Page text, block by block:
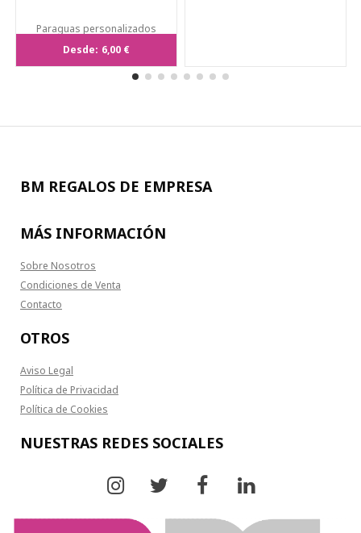
Paraguas personalizados
Desde: 6,00 €
BM REGALOS DE EMPRESA
MÁS INFORMACIÓN
Sobre Nosotros
Condiciones de Venta
Contacto
OTROS
Aviso Legal
Política de Privacidad
Política de Cookies
NUESTRAS REDES SOCIALES